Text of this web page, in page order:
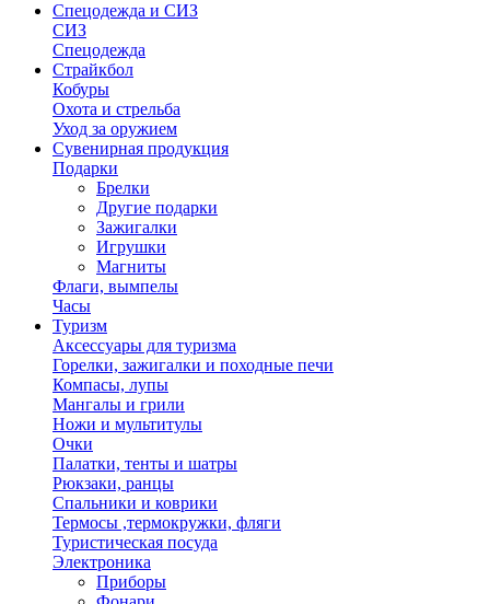
Спецодежда и СИЗ
СИЗ
Спецодежда
Страйкбол
Кобуры
Охота и стрельба
Уход за оружием
Сувенирная продукция
Подарки
Брелки
Другие подарки
Зажигалки
Игрушки
Магниты
Флаги, вымпелы
Часы
Туризм
Аксессуары для туризма
Горелки, зажигалки и походные печи
Компасы, лупы
Мангалы и грили
Ножи и мультитулы
Очки
Палатки, тенты и шатры
Рюкзаки, ранцы
Спальники и коврики
Термосы ,термокружки, фляги
Туристическая посуда
Электроника
Приборы